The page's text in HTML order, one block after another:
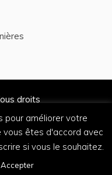
droits
pour améliorer votre
vous êtes d'accord avec
si vous le souhaitez.
Accepter